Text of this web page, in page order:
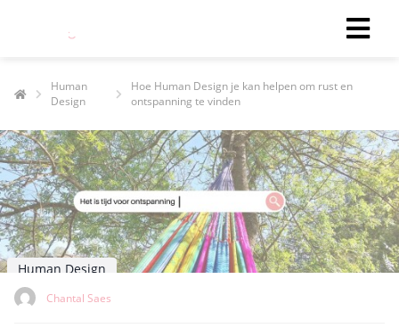
Human
Design
Hoe Human Design je kan helpen om rust en
ontspanning te vinden
Human Design
Chantal Saes